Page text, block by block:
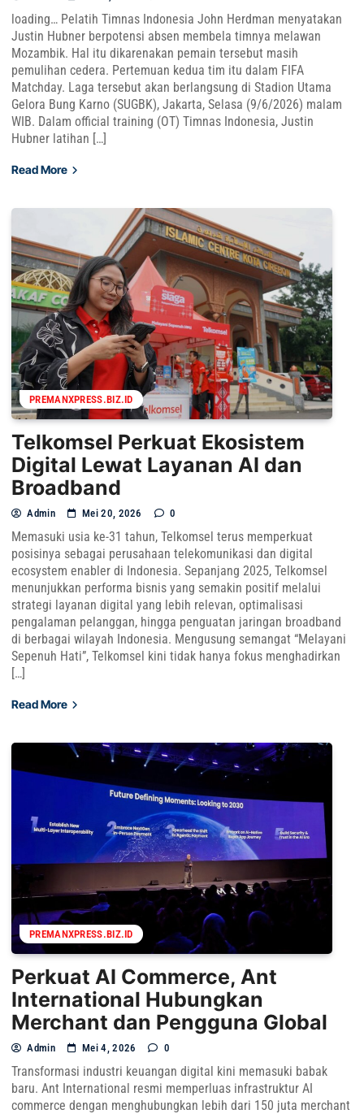
loading… Pelatih Timnas Indonesia John Herdman menyatakan
Justin Hubner berpotensi absen membela timnya melawan
Mozambik. Hal itu dikarenakan pemain tersebut masih
pemulihan cedera. Pertemuan kedua tim itu dalam FIFA
Matchday. Laga tersebut akan berlangsung di Stadion Utama
Gelora Bung Karno (SUGBK), Jakarta, Selasa (9/6/2026) malam
WIB. Dalam official training (OT) Timnas Indonesia, Justin
Hubner latihan […]
Read More
PREMANXPRESS.BIZ.ID
Telkomsel Perkuat Ekosistem
Digital Lewat Layanan AI dan
Broadband
Admin Mei 20, 2026 0
Memasuki usia ke-31 tahun, Telkomsel terus memperkuat
posisinya sebagai perusahaan telekomunikasi dan digital
ecosystem enabler di Indonesia. Sepanjang 2025, Telkomsel
menunjukkan performa bisnis yang semakin positif melalui
strategi layanan digital yang lebih relevan, optimalisasi
pengalaman pelanggan, hingga penguatan jaringan broadband
di berbagai wilayah Indonesia. Mengusung semangat “Melayani
Sepenuh Hati”, Telkomsel kini tidak hanya fokus menghadirkan
[…]
Read More
PREMANXPRESS.BIZ.ID
Perkuat AI Commerce, Ant
International Hubungkan
Merchant dan Pengguna Global
Admin Mei 4, 2026 0
Transformasi industri keuangan digital kini memasuki babak
baru. Ant International resmi memperluas infrastruktur AI
commerce dengan menghubungkan lebih dari 150 juta merchant